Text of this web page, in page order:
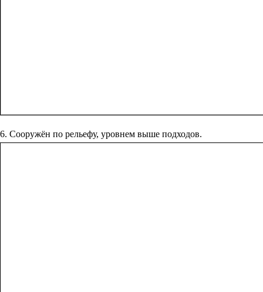
6. Сооружён по рельефу, уровнем выше подходов.